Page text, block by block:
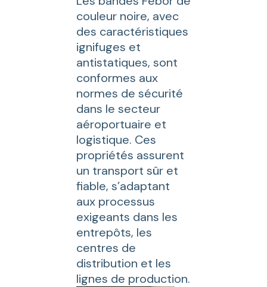
couleur noire, avec
des caractéristiques
ignifuges et
antistatiques, sont
conformes aux
normes de sécurité
dans le secteur
aéroportuaire et
logistique. Ces
propriétés assurent
un transport sûr et
fiable, s’adaptant
aux processus
exigeants dans les
entrepôts, les
centres de
distribution et les
lignes de production.